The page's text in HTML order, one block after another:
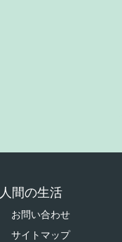
間の生活
お問い合わせ
サイトマップ